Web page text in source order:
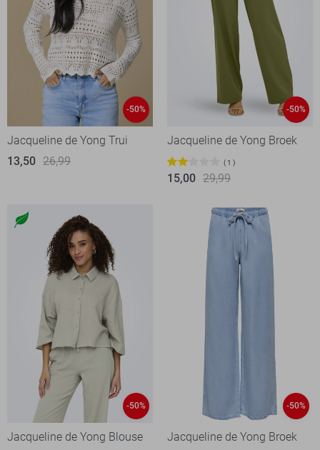
-50%
Jacqueline de Yong Trui
13,50 26,99
-50%
Jacqueline de Yong Broek
1
15,00 29,99
-50%
Jacqueline de Yong Blouse
-50%
Jacqueline de Yong Broek